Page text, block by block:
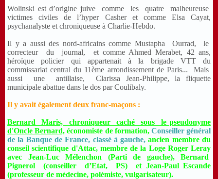
Wolinski est d’origine juive comme les quatre malheureuse
victimes civiles de l’hyper Casher et comme Elsa Cayat,
psychanalyste et chroniqueuse à Charlie-Hebdo.
Il y a aussi des nord-africains comme Mustapha Ourrad, le
correcteur du journal, et comme Ahmed Merabet, 42 ans,
héroïque policier qui appartenait à la brigade VTT du
commissariat central du 11ème arrondissement de Paris... Mais
aussi une antillaise, Clarissa Jean-Philippe, la fliquette
municipale abattue dans le dos par Coulibaly.
Il y avait également deux franc-maçons :
Bernard Maris, chroniqueur caché sous le pseudonyme
d'Oncle Bernard, économiste de formation, Conseiller général
de la Banque de France, classé à gauche, ancien membre du
conseil scientifique d'Attac, membre de la Loge Roger Leray
avec Jean-Luc Mélenchon (Parti de gauche), Bernard
Pignerol (conseiller d’Etat, PS) et Jean-Paul Escande
(professeur de médecine, polémiste, vulgarisateur).